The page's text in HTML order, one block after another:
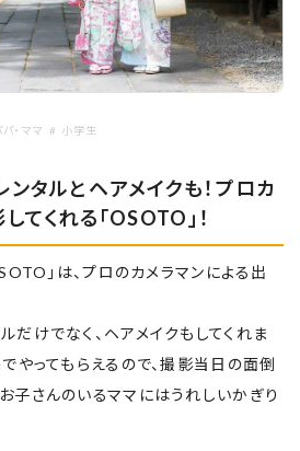
・ママ # 小学生
タルとヘアメイクも！プロカ
てくれる「OSOTO」！
」は、プロのカメラマンによる出
だけでなく、ヘアメイクもしてくれま
やってもらえるので、撮影当日の面倒
さんのいるママにはうれしいかぎり